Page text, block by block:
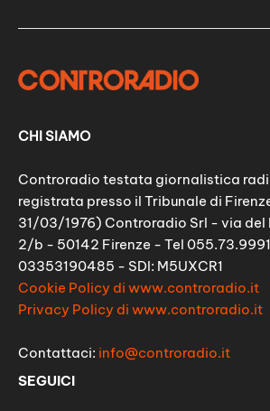
CHI SIAMO
Controradio testata giornalistica
registrata presso il Tribunale di
31/03/1976) Controradio Srl - via del
2/b - 50142 Firenze - Tel
03353190485 - SDI: M5UXCR1
Cookie Policy di www.controradio.it
Privacy Policy di www.controradio.it
Contattaci: info@controradio.it
SEGUICI